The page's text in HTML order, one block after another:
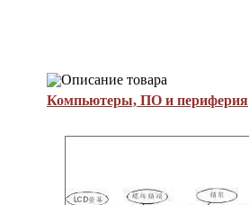
Описание товара
Компьютеры, ПО и периферия